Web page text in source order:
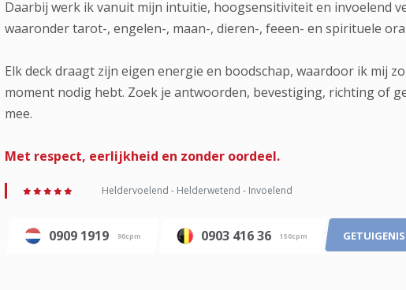
Daarbij werk ik vanuit mijn intuitie, hoogsensitiviteit en invoelend
waaronder tarot-, engelen-, maan-, dieren-, feeen- en spirituele
Elk deck draagt zijn eigen energie en boodschap, waardoor ik mij
moment nodig hebt. Zoek je antwoorden, bevestiging, richting of
mee.
Met respect, eerlijkheid en zonder oordeel.
Heldervoelend - Helderwetend - Invoelend
0909 1919 90cpm 0903 416 36 150cpm GETUIGENIS